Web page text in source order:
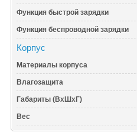
Функция быстрой зарядки
Функция беспроводной зарядки
Корпус
Материалы корпуса
Влагозащита
Габариты (ВхШхГ)
Вес